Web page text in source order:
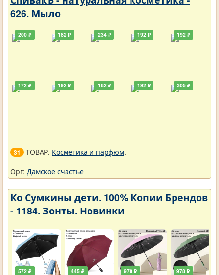
626. Мыло
200 ₽
172 ₽
182 ₽
192 ₽
234 ₽
182 ₽
192 ₽
192 ₽
192 ₽
305 ₽
31 ТОВАР. Косметика и парфюм.
Орг: Дамское счастье
Ко Сумкины дети. 100% Копии Брендов
- 1184. Зонты. Новинки
572 ₽ 445 ₽ 978 ₽ 978 ₽